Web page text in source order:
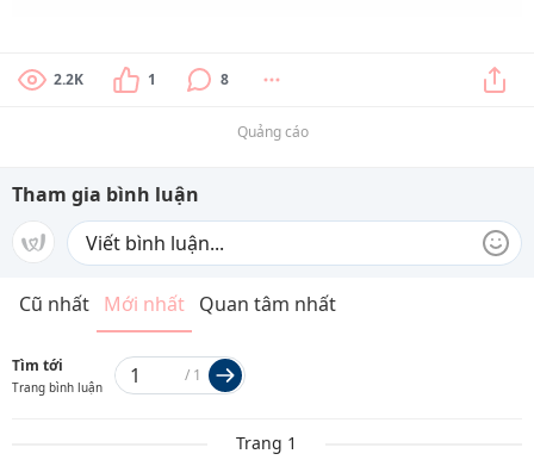
2.2K 1 8
Quảng cáo
Tham gia bình luận
Cũ nhất Mới nhất Quan tâm nhất
Tìm tới
Trang bình luận
/ 1
Trang 1